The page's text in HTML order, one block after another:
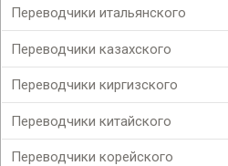
Переводчики итальянского
Переводчики казахского
Переводчики киргизского
Переводчики китайского
Переводчики корейского